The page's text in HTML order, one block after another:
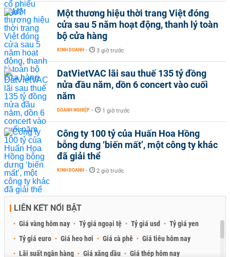
Một thương hiệu thời trang Việt đóng
cửa sau 5 năm hoạt động, thanh lý toàn
bộ cửa hàng
KINH DOANH - 3 giờ trước
DatVietVAC lãi sau thuế 135 tỷ đồng
nửa đầu năm, dồn 6 concert vào cuối
năm
DOANH NGHIỆP - 1 giờ trước
Công ty 100 tỷ của Huấn Hoa Hồng
bỗng dưng ‘biến mất’, một công ty khác
đã giải thể
KINH DOANH - 2 giờ trước
LIÊN KẾT NỔI BẬT
Giá vàng hôm nay Tỷ giá ngoại tệ Tỷ giá usd
Tỷ giá yen
Tỷ giá euro
Giá heo hơi Giá cà phê
Giá tiêu hôm nay
Lãi suất ngân hàng
Giá xăng dầu Giá thép hôm nay